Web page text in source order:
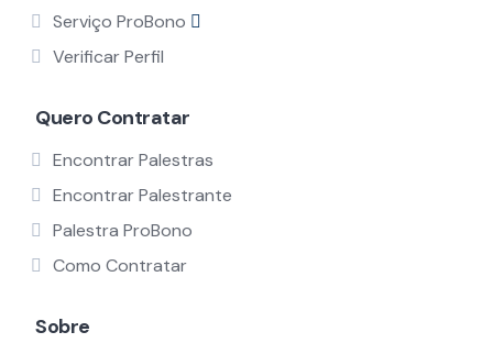
Serviço ProBono
Verificar Perfil
Quero Contratar
Encontrar Palestras
Encontrar Palestrante
Palestra ProBono
Como Contratar
Sobre